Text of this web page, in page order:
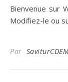
Bienvenue sur WordPress. Ceci est votre premier article.
Modifiez-le ou
Par